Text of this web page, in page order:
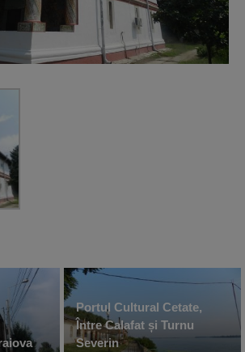
Portul Cultural Cetate,
Între Calafat și Turnu
Severin